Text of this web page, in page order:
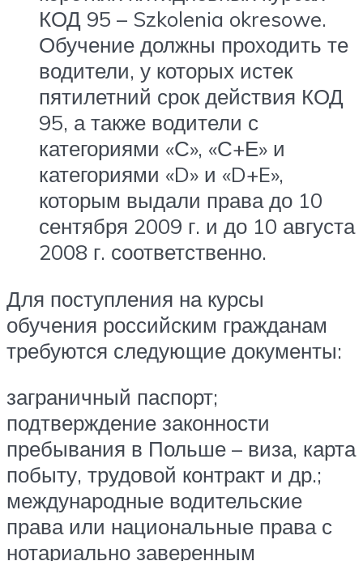
КОД 95 – Szkolenia okresowe.
Обучение должны проходить те
водители, у которых истек
пятилетний срок действия КОД
95, а также водители с
категориями «С», «С+Е» и
категориями «D» и «D+E»,
которым выдали права до 10
сентября 2009 г. и до 10 августа
2008 г. соответственно.
Для поступления на курсы
обучения российским гражданам
требуются следующие документы:
заграничный паспорт;
подтверждение законности
пребывания в Польше – виза, карта
побыту, трудовой контракт и др.;
международные водительские
права или национальные права с
нотариально заверенным